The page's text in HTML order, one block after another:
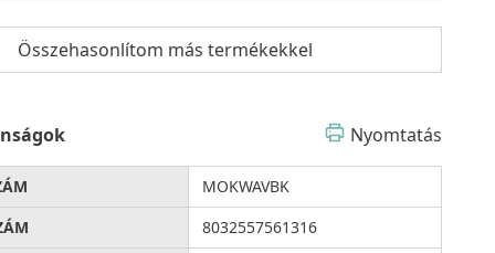
Összehasonlítom más termékekkel
Nyomtatás
MOKWAVBK
8032557561316